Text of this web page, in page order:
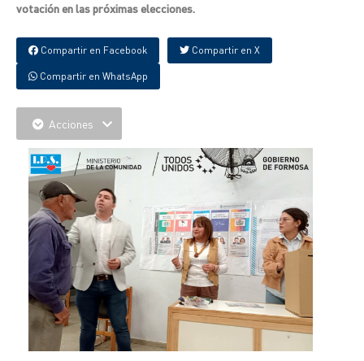
votación en las próximas elecciones.
Compartir en Facebook Compartir en X
Compartir en WhatsApp
Acciones